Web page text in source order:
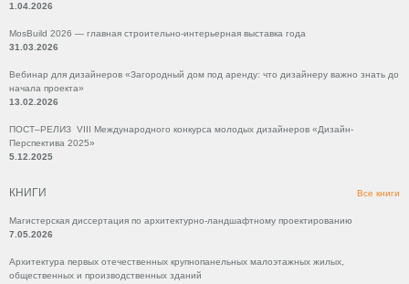
1.04.2026
MosBuild 2026 — главная строительно-интерьерная выставка года
31.03.2026
Вебинар для дизайнеров «Загородный дом под аренду: что дизайнеру важно знать до
начала проекта»
13.02.2026
ПОСТ–РЕЛИЗ VIII Международного конкурса молодых дизайнеров «Дизайн-
Перспектива 2025»
5.12.2025
КНИГИ Все книги
Магистерская диссертация по архитектурно-ландшафтному проектированию
7.05.2026
Архитектура первых отечественных крупнопанельных малоэтажных жилых,
общественных и производственных зданий